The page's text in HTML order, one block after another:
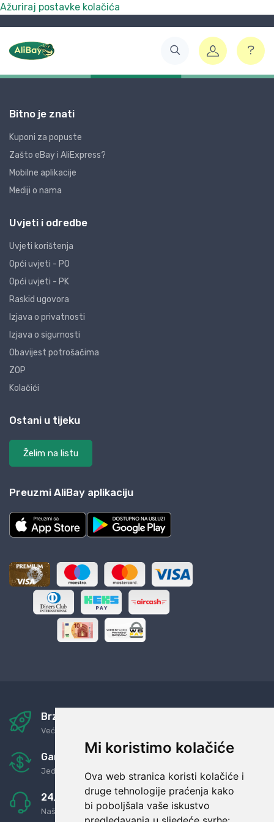
Mi koristimo kolačiće
Ova web stranica koristi kolačiće i
druge tehnologije praćenja kako
bi poboljšala vaše iskustvo
Ažuriraj postavke kolačića
Bitno je znati
Kuponi za popuste
Zašto eBay i AliExpress?
Mobilne aplikacije
Mediji o nama
Uvjeti i odredbe
Uvjeti korištenja
Opći uvjeti - PO
Opći uvjeti - PK
Raskid ugovora
Izjava o privatnosti
Izjava o sigurnosti
Obavijest potrošačima
ZOP
Kolačići
Ostani u tijeku
Želim na listu
Preuzmi AliBay aplikaciju
Brza i sigurna dostava
Već za nekoliko dana kod vas
Garancija u povrat novaca
Jednostavno pravilo: Roba za novac
24/7 odlična podrška
Naši agenti uvijek na raspolaganju